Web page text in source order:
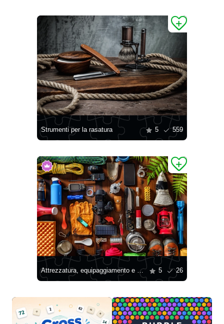
Strumenti per la rasatura 5 559
Attrezzatura, equipaggiamento e accessori per l’escursionismo in montagna 5 26